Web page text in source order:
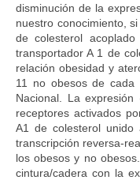
disminución de la
nuestro conocimiento,
de colesterol
transportador A 1 de
relación obesidad y
11 no obesos de
Nacional. La
receptores activados
A1 de colesterol unido
transcripción reversa-
los obesos y no
cintura/cadera con la